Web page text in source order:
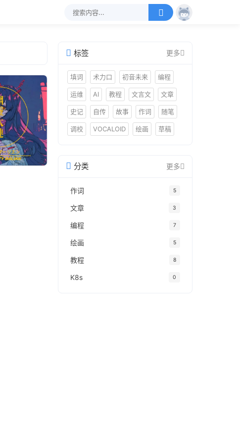
标签 更多
填词 术力口 初音未来 编程
运维 AI 教程 文言文 文章
史记 自传 故事 作词 随笔
调校 VOCALOID 绘画 草稿
分类 更多
作词 5
文章 3
编程 7
绘画 5
教程 8
K8s 0